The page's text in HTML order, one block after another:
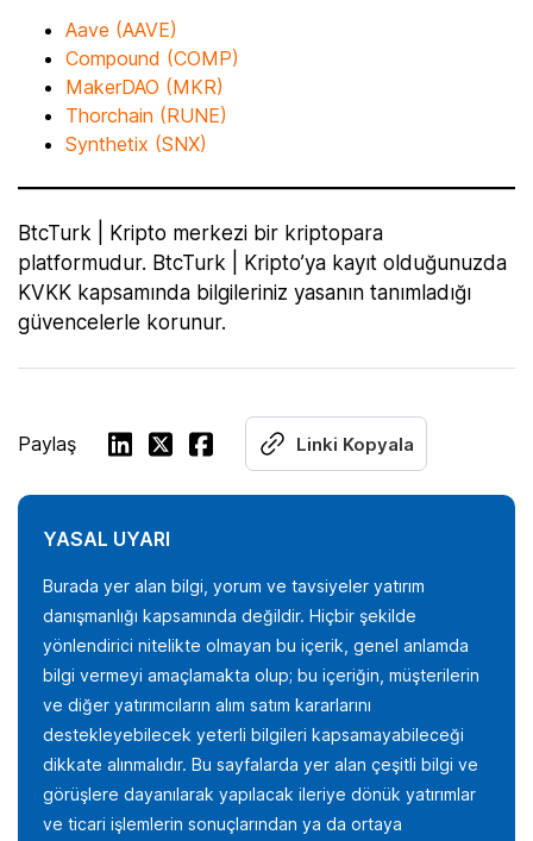
Aave (AAVE)
Compound (COMP)
MakerDAO (MKR)
Thorchain (RUNE)
Synthetix (SNX)
BtcTurk | Kripto merkezi bir kriptopara
platformudur. BtcTurk | Kripto’ya kayıt olduğunuzda
KVKK kapsamında bilgileriniz yasanın tanımladığı
güvencelerle korunur.
Paylaş Linki Kopyala
YASAL UYARI
Burada yer alan bilgi, yorum ve tavsiyeler yatırım
danışmanlığı kapsamında değildir. Hiçbir şekilde
yönlendirici nitelikte olmayan bu içerik, genel anlamda
bilgi vermeyi amaçlamakta olup; bu içeriğin, müşterilerin
ve diğer yatırımcıların alım satım kararlarını
destekleyebilecek yeterli bilgileri kapsamayabileceği
dikkate alınmalıdır. Bu sayfalarda yer alan çeşitli bilgi ve
görüşlere dayanılarak yapılacak ileriye dönük yatırımlar
ve ticari işlemlerin sonuçlarından ya da ortaya